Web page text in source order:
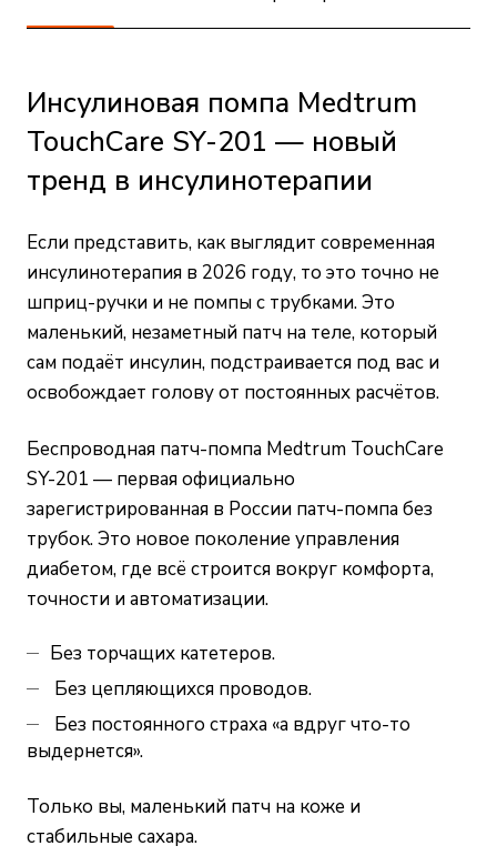
Инсулиновая помпа Medtrum
TouchCare SY-201 — новый
тренд в инсулинотерапии
Если представить, как выглядит современная
инсулинотерапия в 2026 году, то это точно не
шприц-ручки и не помпы с трубками. Это
маленький, незаметный патч на теле, который
сам подаёт инсулин, подстраивается под вас и
освобождает голову от постоянных расчётов.
Беспроводная патч-помпа Medtrum TouchCare
SY-201 — первая официально
зарегистрированная в России патч-помпа без
трубок. Это новое поколение управления
диабетом, где всё строится вокруг комфорта,
точности и автоматизации.
Без торчащих катетеров.
Без цепляющихся проводов.
Без постоянного страха «а вдруг что-то
выдернется».
Только вы, маленький патч на коже и
стабильные сахара.